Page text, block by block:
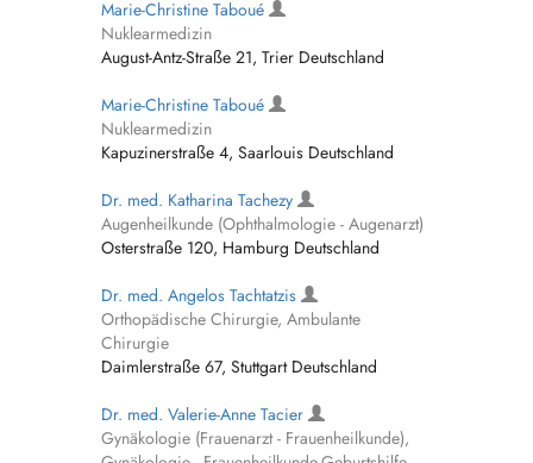
Marie-Christine Taboué
Nuklearmedizin
August-Antz-Straße 21, Trier Deutschland
Marie-Christine Taboué
Nuklearmedizin
Kapuzinerstraße 4, Saarlouis Deutschland
Dr. med. Katharina Tachezy
Augenheilkunde (Ophthalmologie - Augenarzt)
Osterstraße 120, Hamburg Deutschland
Dr. med. Angelos Tachtatzis
Orthopädische Chirurgie, Ambulante
Chirurgie
Daimlerstraße 67, Stuttgart Deutschland
Dr. med. Valerie-Anne Tacier
Gynäkologie (Frauenarzt - Frauenheilkunde),